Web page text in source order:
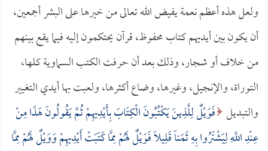
ولعل هذه أعظم نعمة يفيض الله تعالى من خيرها على البشر أجمعين،
أن يكون بين أيديهم كتاب محفوظ، قرآن يحتكمون إليه فيما يقع بينهم
من خلاف أو شجار، وذلك بعد أن حرفت الكتب السماوية كلها،
التوراة، والإنجيل، وغيرها، وضاع أكثرها، ولعبت بها أيدي التغيير
والتبديل فَوَيْلٌ لِلَّذِينَ يَكْتُبُونَ الْكِتَابَ بِأَيْدِيهِمْ ثُمَّ يَقُولُونَ هَذَا مِنْ
عِنْدِ اللَّهِ لِيَشْتَرُوا بِهِ ثَمَناً قَلِيلاً فَوَيْلٌ لَهُمْ مِمَّا كَتَبَتْ أَيْدِيهِمْ وَوَيْلٌ لَهُمْ مِمَّا